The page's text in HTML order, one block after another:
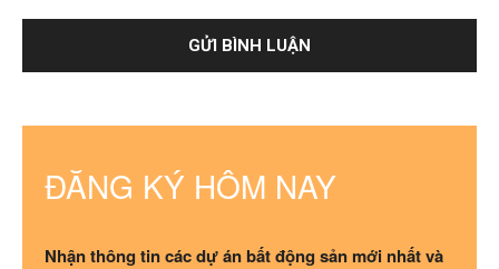
ĐĂNG KÝ HÔM NAY
Nhận thông tin các dự án bất động sản mới nhất và